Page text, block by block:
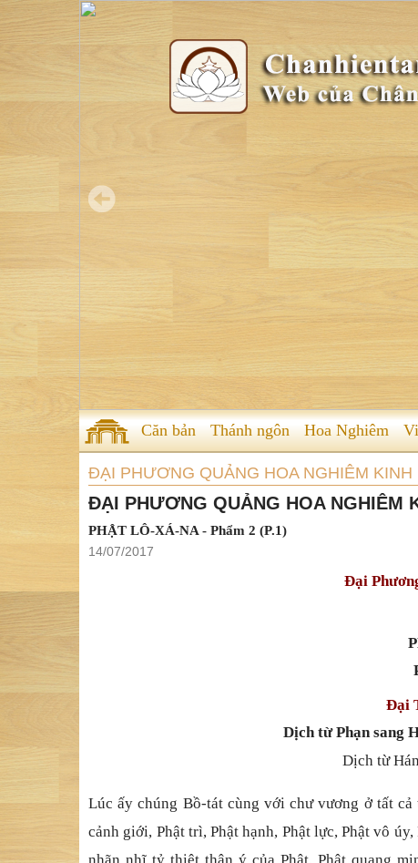
Căn bản Thánh ngôn Hoa Nghiêm
ĐẠI PHƯƠNG QUẢNG HOA NGHIÊM KINH
ĐẠI PHƯƠNG QUẢNG HOA NGHIÊM
PHẬT LÔ-XÁ-NA - Phẩm 2 (P.1)
14/07/2017
Đại
Đại
Dịch từ Phạn sang
Dịch từ
Lúc ấy chúng Bồ-tát cùng với chư vương ởtất cả
cảnh giới, Phật trì, Phật hạnh, Phật lực, Phật vô úy,